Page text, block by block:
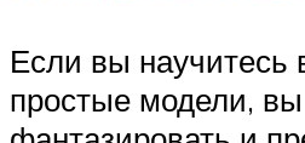
Если вы научитесь
простые модели,